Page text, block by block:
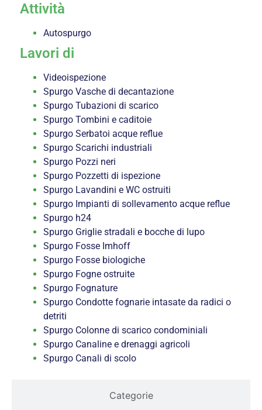
Categorie
Attività
Autospurgo
Lavori di
Videoispezione
Spurgo Vasche di decantazione
Spurgo Tubazioni di scarico
Spurgo Tombini e caditoie
Spurgo Serbatoi acque reflue
Spurgo Scarichi industriali
Spurgo Pozzi neri
Spurgo Pozzetti di ispezione
Spurgo Lavandini e WC ostruiti
Spurgo Impianti di sollevamento acque reflue
Spurgo h24
Spurgo Griglie stradali e bocche di lupo
Spurgo Fosse Imhoff
Spurgo Fosse biologiche
Spurgo Fogne ostruite
Spurgo Fognature
Spurgo Condotte fognarie intasate da radici o
detriti
Spurgo Colonne di scarico condominiali
Spurgo Canaline e drenaggi agricoli
Spurgo Canali di scolo